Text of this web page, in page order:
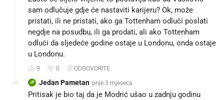
sam odlučuje gdje će nastaviti karijeru? Ok, može
pristati, ili ne pristati, ako ga Tottenham odluči poslati
negdje na posudbu, ili ga prodati, ali ako Tottenham
odlući da sljedeće godine ostaje u Londonu, onda ostaje
u Londonu.
9 0 ODGOVORITE
JP Jedan Pametan prije 3 mjeseca
Pritisak je bio taj da je Modrić ušao u zadnju godinu